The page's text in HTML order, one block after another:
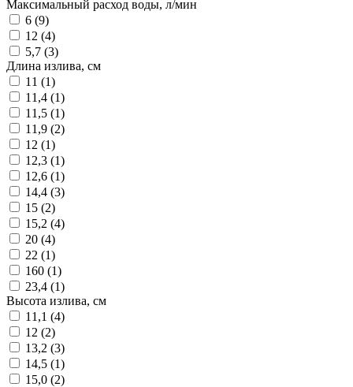
Максимальный расход воды, л/мин
6 (9)
12 (4)
5,7 (3)
Длина излива, см
11 (1)
11,4 (1)
11,5 (1)
11,9 (2)
12 (1)
12,3 (1)
12,6 (1)
14,4 (3)
15 (2)
15,2 (4)
20 (4)
22 (1)
160 (1)
23,4 (1)
Высота излива, см
11,1 (4)
12 (2)
13,2 (3)
14,5 (1)
15,0 (2)